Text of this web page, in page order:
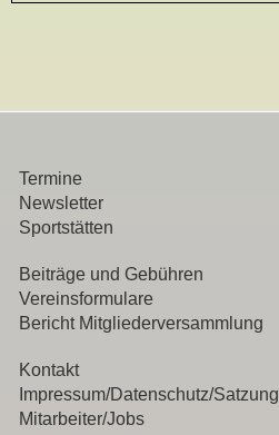
Termine
Newsletter
Sportstätten
Beiträge und Gebühren
Vereinsformulare
Bericht Mitgliederversammlung
Kontakt
Impressum/Datenschutz/Satzung
Mitarbeiter/Jobs